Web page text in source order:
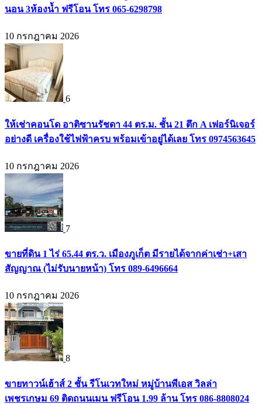
นอน 3ห้องน้ำ ฟรีโอน โทร 065-6298798
10 กรกฎาคม 2026
6
ให้เช่าคอนโด อาติซานรัชดา 44 ตร.ม. ชั้น 21 ตึก A เฟอร์นิเจอร์
อย่างดี เครื่องใช้ไฟฟ้าครบ พร้อมเข้าอยู่ได้เลย โทร 0974563645
10 กรกฎาคม 2026
7
ขายที่ดิน 1 ไร่ 65.44 ตร.ว. เมืองภูเก็ต มีรายได้จากค่าเช่า+เสา
สัญญาณ (ไม่รับนายหน้า) โทร 089-6496664
10 กรกฎาคม 2026
8
ขายทาวน์เฮ้าส์ 2 ชั้น รีโนเวทใหม่ หมู่บ้านพีเอส วิลล่า
เพชรเกษม 69 ติดถนนเมน ฟรีโอน 1.99 ล้าน โทร 086-8808024